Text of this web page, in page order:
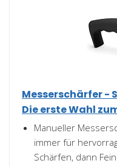
Messerschärfer -
Die erste Wahl
Manueller
immer für
Schärfen, dann